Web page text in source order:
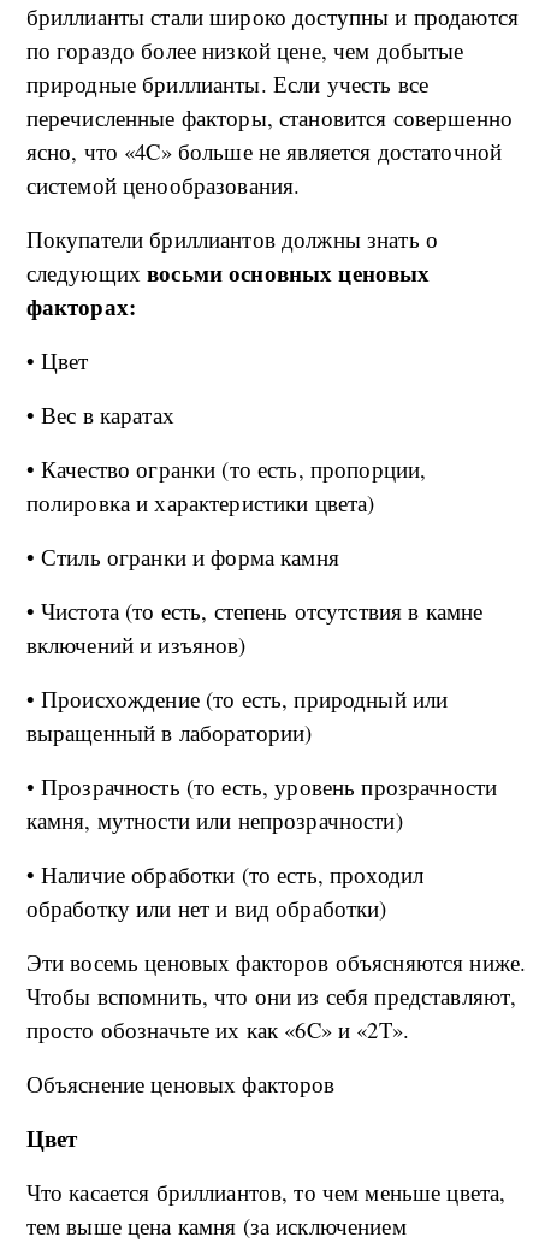
бриллианты стали широко доступны и продаются
по гораздо более низкой цене, чем добытые
природные бриллианты. Если учесть все
перечисленные факторы, становится совершенно
ясно, что «4C» больше не является достаточной
системой ценообразования.
Покупатели бриллиантов должны знать о
следующихвосьми основных ценовых
факторах:
• Цвет
• Вес в каратах
• Качество огранки (то есть, пропорции,
полировка и характеристики цвета)
• Стиль огранки и форма камня
• Чистота (то есть, степень отсутствия в камне
включений и изъянов)
• Происхождение (то есть, природный или
выращенный в лаборатории)
• Прозрачность (то есть, уровень прозрачности
камня, мутности или непрозрачности)
• Наличие обработки (то есть, проходил
обработку или нет и вид обработки)
Эти восемь ценовых факторов объясняются ниже.
Чтобы вспомнить, что они из себя представляют,
просто обозначьте их как «6C» и «2T».
Объяснение ценовых факторов
Цвет
Что касается бриллиантов, то чем меньше цвета,
тем выше цена камня (за исключением